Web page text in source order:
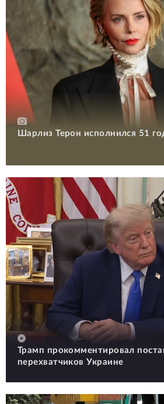
Шарлиз Терон исполнился 51
Трамп прокомментировал
перехватчиков Украине